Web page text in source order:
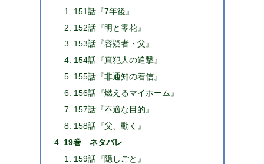
151話『7年後』
152話『明と零花』
153話『容疑者・父』
154話『真犯人の追撃』
155話『非通知の着信』
156話『燃えるマイホーム』
157話『不適な目的』
158話『父、動く』
19巻 ネタバレ
159話『隠しごと』